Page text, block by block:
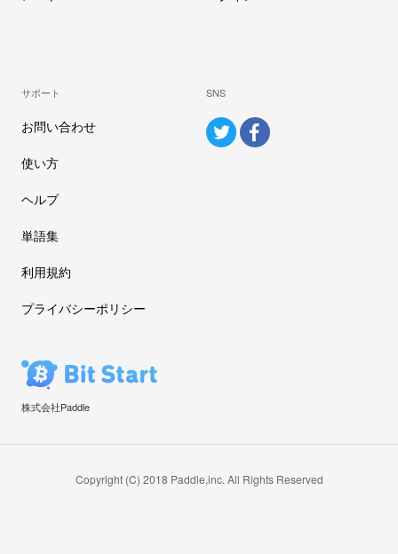
サポート
お問い合わせ
使い方
ヘルプ
単語集
利用規約
プライバシーポリシー
SNS
株式会社Paddle
Copyright (C) 2018 Paddle,inc. All Rights Reserved